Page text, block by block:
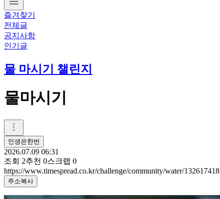
즐겨찾기
전체글
공지사항
인기글
물 마시기 챌린지
물마시기
인생은한번
2026.07.09 06:31
조회 2추천 0스크랩 0
https://www.timespread.co.kr/challenge/community/water/132617418
주소복사